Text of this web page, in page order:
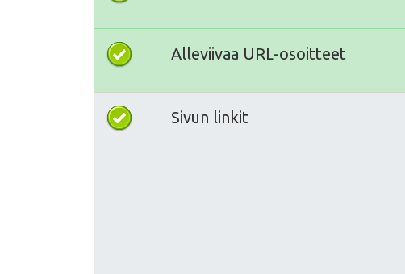
Alleviivaa URL-osoitteet
Sivun linkit